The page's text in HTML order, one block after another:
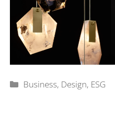
Rubriky
Business, Design, ESG